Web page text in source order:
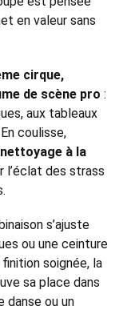
en valeur sans
cirque,
de scène pro :
aux tableaux
coulisse,
nettoyage à la
l’éclat des strass
s’ajuste
ou une ceinture
soignée, la
sa place dans
danse ou un